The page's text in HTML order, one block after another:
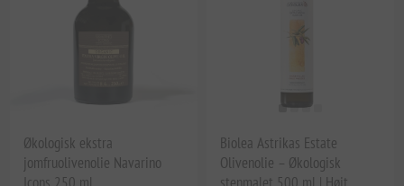
Økologisk ekstra
jomfruolivenolie Navarino
Biolea Astrikas Estate
Olivenolie – Økologisk